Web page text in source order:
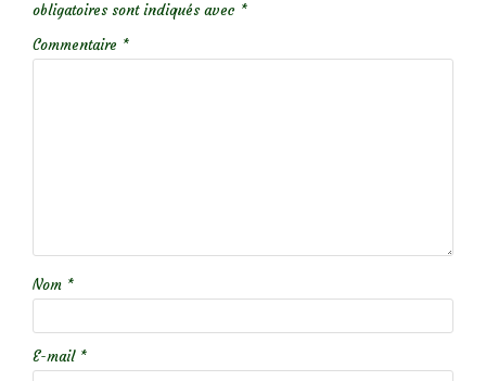
obligatoires sont indiqués avec *
Commentaire *
Nom *
E-mail *